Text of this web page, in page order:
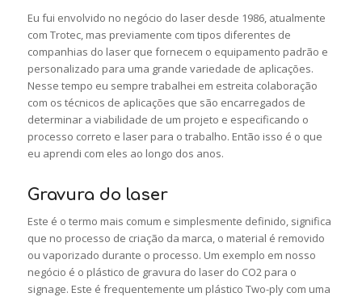
Eu fui envolvido no negócio do laser desde 1986, atualmente
com Trotec, mas previamente com tipos diferentes de
companhias do laser que fornecem o equipamento padrão e
personalizado para uma grande variedade de aplicações.
Nesse tempo eu sempre trabalhei em estreita colaboração
com os técnicos de aplicações que são encarregados de
determinar a viabilidade de um projeto e especificando o
processo correto e laser para o trabalho. Então isso é o que
eu aprendi com eles ao longo dos anos.
Gravura do laser
Este é o termo mais comum e simplesmente definido, significa
que no processo de criação da marca, o material é removido
ou vaporizado durante o processo. Um exemplo em nosso
negócio é o plástico de gravura do laser do CO2 para o
signage. Este é frequentemente um plástico Two-ply com uma